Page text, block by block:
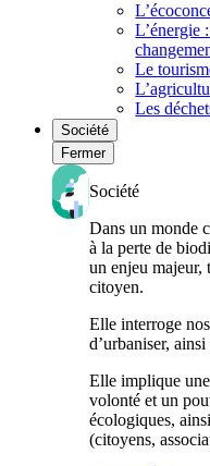
L’énergie
Le
Les
Société
Fermer
Société
Dans un monde
à la perte de
un enjeu majeur,
citoyen.
Elle interroge
d’urbaniser,
Elle implique
volonté et un
écologiques,
(citoyens,